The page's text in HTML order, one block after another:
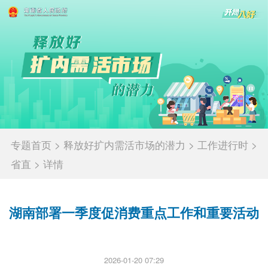
专题首页 >释放好扩内需活市场的潜力 > 工作进行时 >
省直 > 详情
湖南部署一季度促消费重点工作和重要活动
2026-01-20 07:29